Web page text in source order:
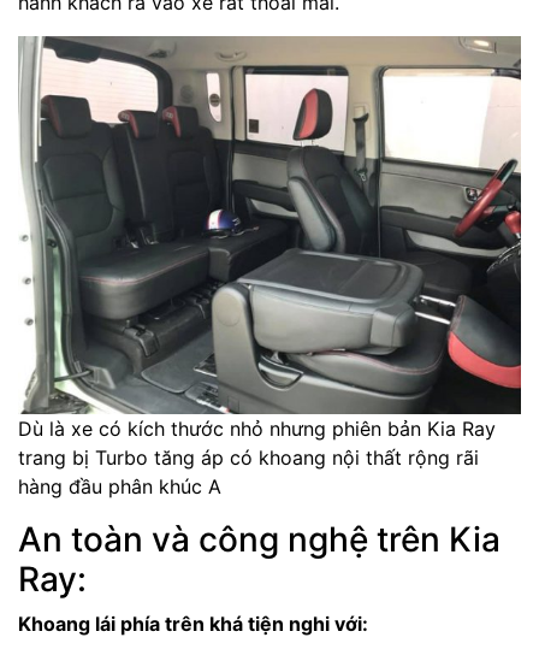
Dù là xe có kích thước nhỏ nhưng phiên bản Kia Ray
trang bị Turbo tăng áp có khoang nội thất rộng rãi
hàng đầu phân khúc A
An toàn và công nghệ trên Kia
Ray:
Khoang lái phía trên khá tiện nghi với: